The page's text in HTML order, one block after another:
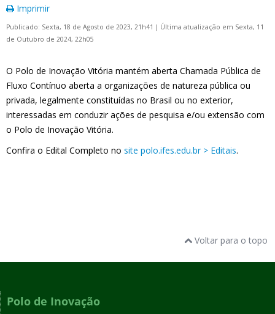
Imprimir
Publicado: Sexta, 18 de Agosto de 2023, 21h41 | Última atualização em Sexta, 11
de Outubro de 2024, 22h05
O Polo de Inovação Vitória mantém aberta Chamada Pública de
Fluxo Contínuo aberta a organizações de natureza pública ou
privada, legalmente constituídas no Brasil ou no exterior,
interessadas em conduzir ações de pesquisa e/ou extensão com
o Polo de Inovação Vitória.
Confira o Edital Completo no site polo.ifes.edu.br > Editais.
Voltar para o topo
Polo de Inovação